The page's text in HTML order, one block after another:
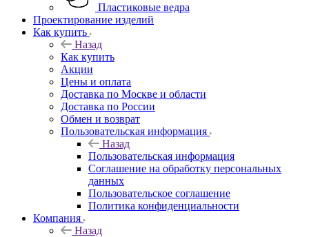
Пластиковые ведра
Проектирование изделий
Как купить
Назад
Как купить
Акции
Цены и оплата
Доставка по Москве и области
Доставка по России
Обмен и возврат
Пользовательская информация
Назад
Пользовательская информация
Соглашение на обработку персональных
данных
Пользовательское соглашение
Политика конфиденциальности
Компания
Назад